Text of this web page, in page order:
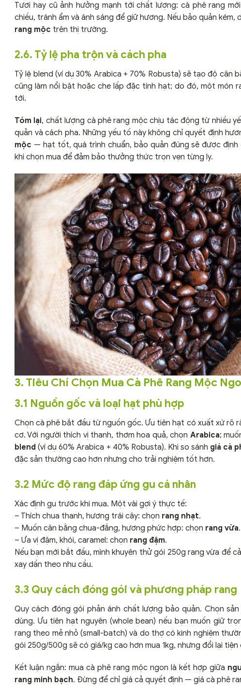
Tươi hay cũ ảnh hưởng mạnh tới chất lượng: cà phê rang
chiều, tránh ẩm và ánh sáng để giữ hương. Nếu bảo quản
rang mộc trên thị trường.
2.6. Tỷ lệ pha trộn và cách pha
Tỷ lệ blend (ví dụ 30% Arabica + 70% Robusta) sẽ tạo độ cân
cũng làm nổi bật hoặc che lấp đặc tính hạt; do đó, một món
tới.
Tóm lại, chất lượng cà phê rang mộc chịu tác động từ nhiều
quản và cách pha. Những yếu tố này không chỉ quyết định
mộc — hạt tốt, quá trình chuẩn, bảo quản đúng sẽ được
khi chọn mua để đảm bảo thưởng thức trọn vẹn từng ly.
3. Tiêu Chí Chọn Mua Cà Phê Rang Mộc
3.1 Nguồn gốc và loại hạt phù hợp
Chọn cà phê bắt đầu từ nguồn gốc. Ưu tiên hạt có xuất xứ rõ
cơ. Với người thích vị thanh, thơm hoa quả, chọn Arabica;
blend (ví dụ 60% Arabica + 40% Robusta). Khi so sánh giá cà
đặc sản thường cao hơn nhưng cho trải nghiệm tốt hơn.
3.2 Mức độ rang đáp ứng gu cá nhân
Xác định gu trước khi mua. Một vài gợi ý thực tế:
– Thích chua thanh, hương trái cây: chọn rang nhạt.
– Muốn cân bằng chua-đắng, hương phức hợp: chọn rang vừa.
– Ưa vị đậm, khói, caramel: chọn rang đậm.
Nếu bạn mới bắt đầu, mình khuyên thử gói 250g rang vừa để
xay dần theo nhu cầu.
3.3 Quy cách đóng gói và phương pháp rang
Quy cách đóng gói phản ánh chất lượng bảo quản. Chọn
dùng. Ưu tiên hạt nguyên (whole bean) nếu bạn muốn giữ
rang theo mẻ nhỏ (small-batch) và do thợ có kinh nghiệm
gói 250g/500g sẽ có giá/kg cao hơn mua 1kg, nhưng đổi lại
Kết luận ngắn: mua cà phê rang mộc ngon là kết hợp giữa
rang minh bạch. Đừng để chỉ giá cả quyết định — giá cà phê